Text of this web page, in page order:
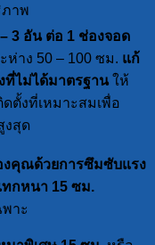
าพ
3 อัน ต่อ 1 ช่องจอด
ห่าง 50 – 100 ซม. แก้
ไม่ได้มาตรฐานให้
ตั้งที่เหมาะสมเพื่อ
งสุด
งคุณด้วยการซึมซับแรง
ทกหนา 15 ซม.
าะ